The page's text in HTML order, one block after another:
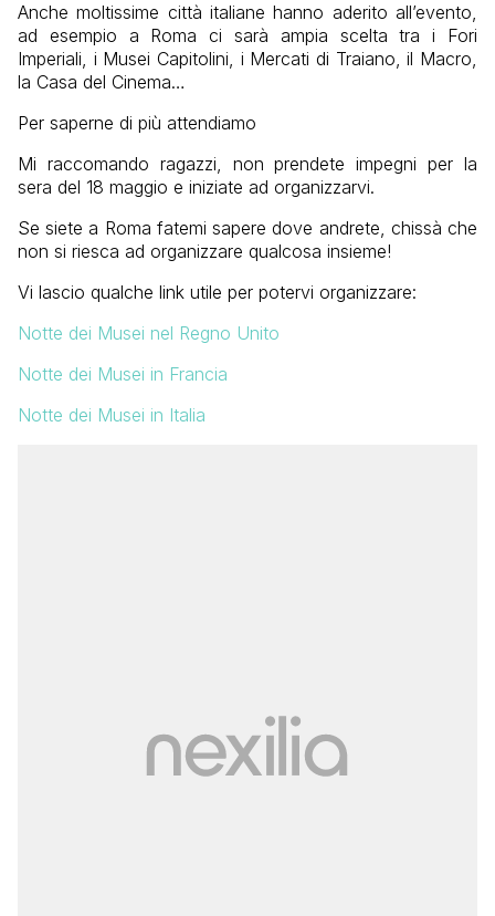
Anche moltissime città italiane hanno aderito all’evento,
ad esempio a Roma ci sarà ampia scelta tra i Fori
Imperiali, i Musei Capitolini, i Mercati di Traiano, il Macro,
la Casa del Cinema…
Per saperne di più attendiamo
Mi raccomando ragazzi, non prendete impegni per la
sera del 18 maggio e iniziate ad organizzarvi.
Se siete a Roma fatemi sapere dove andrete, chissà che
non si riesca ad organizzare qualcosa insieme!
Vi lascio qualche link utile per potervi organizzare:
Notte dei Musei nel Regno Unito
Notte dei Musei in Francia
Notte dei Musei in Italia